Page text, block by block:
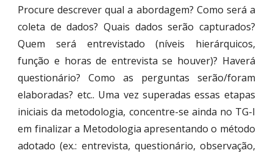
Procure descrever qual a abordagem? Como será a
coleta de dados? Quais dados serão capturados?
Quem será entrevistado (níveis hierárquicos,
função e horas de entrevista se houver)? Haverá
questionário? Como as perguntas serão/foram
elaboradas? etc.. Uma vez superadas essas etapas
iniciais da metodologia, concentre-se ainda no TG-I
em finalizar a Metodologia apresentando o método
adotado (ex.: entrevista, questionário, observação,